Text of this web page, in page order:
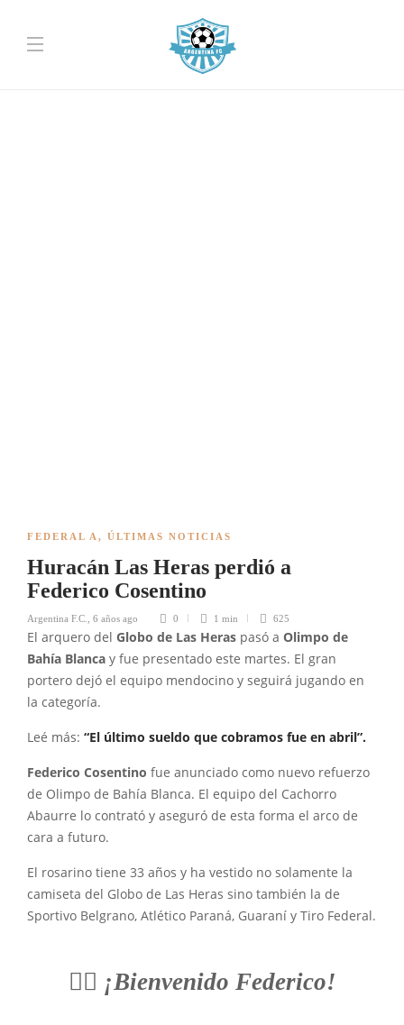
FEDERAL A , ÚLTIMAS NOTICIAS
Huracán Las Heras perdió a
Federico Cosentino
Argentina F.C. 6 años ago 0 1 min 625
El arquero del Globo de Las Heras pasó a Olimpo de
Bahía Blanca y fue presentado este martes. El gran
portero dejó el equipo mendocino y seguirá jugando en
la categoría.
Leé más: “El último sueldo que cobramos fue en abril”.
Federico Cosentino fue anunciado como nuevo refuerzo
de Olimpo de Bahía Blanca. El equipo del Cachorro
Abaurre lo contrató y aseguró de esta forma el arco de
cara a futuro.
El rosarino tiene 33 años y ha vestido no solamente la
camiseta del Globo de Las Heras sino también la de
Sportivo Belgrano, Atlético Paraná, Guaraní y Tiro Federal.
✍🏼 ¡Bienvenido Federico!